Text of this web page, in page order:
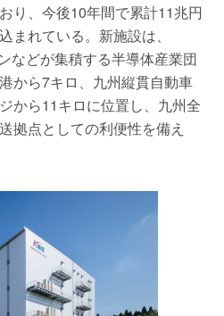
り、今後10年間で累計11兆円
まれている。新施設は、
などが集積する半導体産業団
から7キロ、九州縦貫自動車
から11キロに位置し、九州全
拠点としての利便性を備え